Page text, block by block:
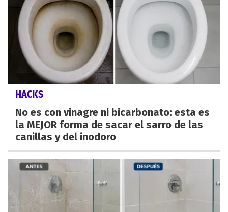
HACKS
No es con vinagre ni bicarbonato: esta es
la MEJOR forma de sacar el sarro de las
canillas y del inodoro